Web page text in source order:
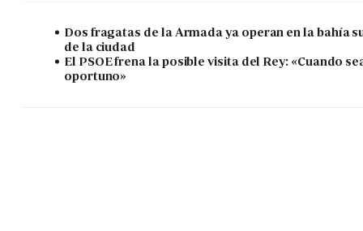
Dos fragatas de la Armada ya operan en la bahía
de la ciudad
El PSOE frena la posible visita del Rey: «Cuando
oportuno»